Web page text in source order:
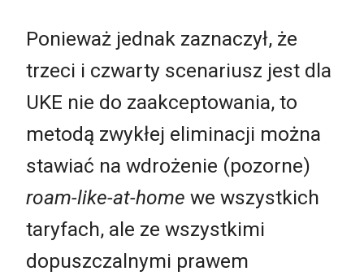
Ponieważ jednak zaznaczył, że
trzeci i czwarty scenariusz jest dla
UKE nie do zaakceptowania, to
metodą zwykłej eliminacji można
stawiać na wdrożenie (pozorne)
roam-like-at-home we wszystkich
taryfach, ale ze wszystkimi
dopuszczalnymi prawem